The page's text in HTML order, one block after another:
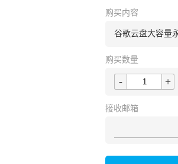
购买内容
谷歌云盘大容量
购买数量
- +
接收邮箱